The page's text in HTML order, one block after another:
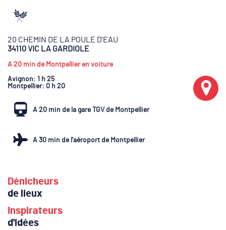
20 CHEMIN DE LA POULE D'EAU
34110 VIC LA GARDIOLE
A 20 min de Montpellier en voiture
Avignon: 1 h 25
Montpellier: 0 h 20
A 20 min de la gare TGV de Montpellier
A 30 min de l'aéroport de Montpellier
Dénicheurs
de lieux
Inspirateurs
d'idées